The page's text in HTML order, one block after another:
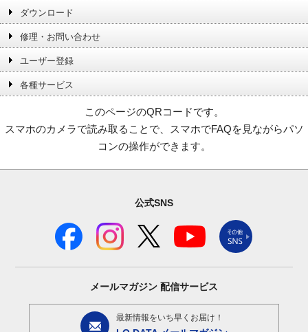
ダウンロード
修理・お問い合わせ
ユーザー登録
各種サービス
このページのQRコードです。
スマホのカメラで読み取ることで、スマホでFAQを見ながらパソ
コンの操作ができます。
公式SNS
メールマガジン 配信サービス
最新情報をいち早くお届け！